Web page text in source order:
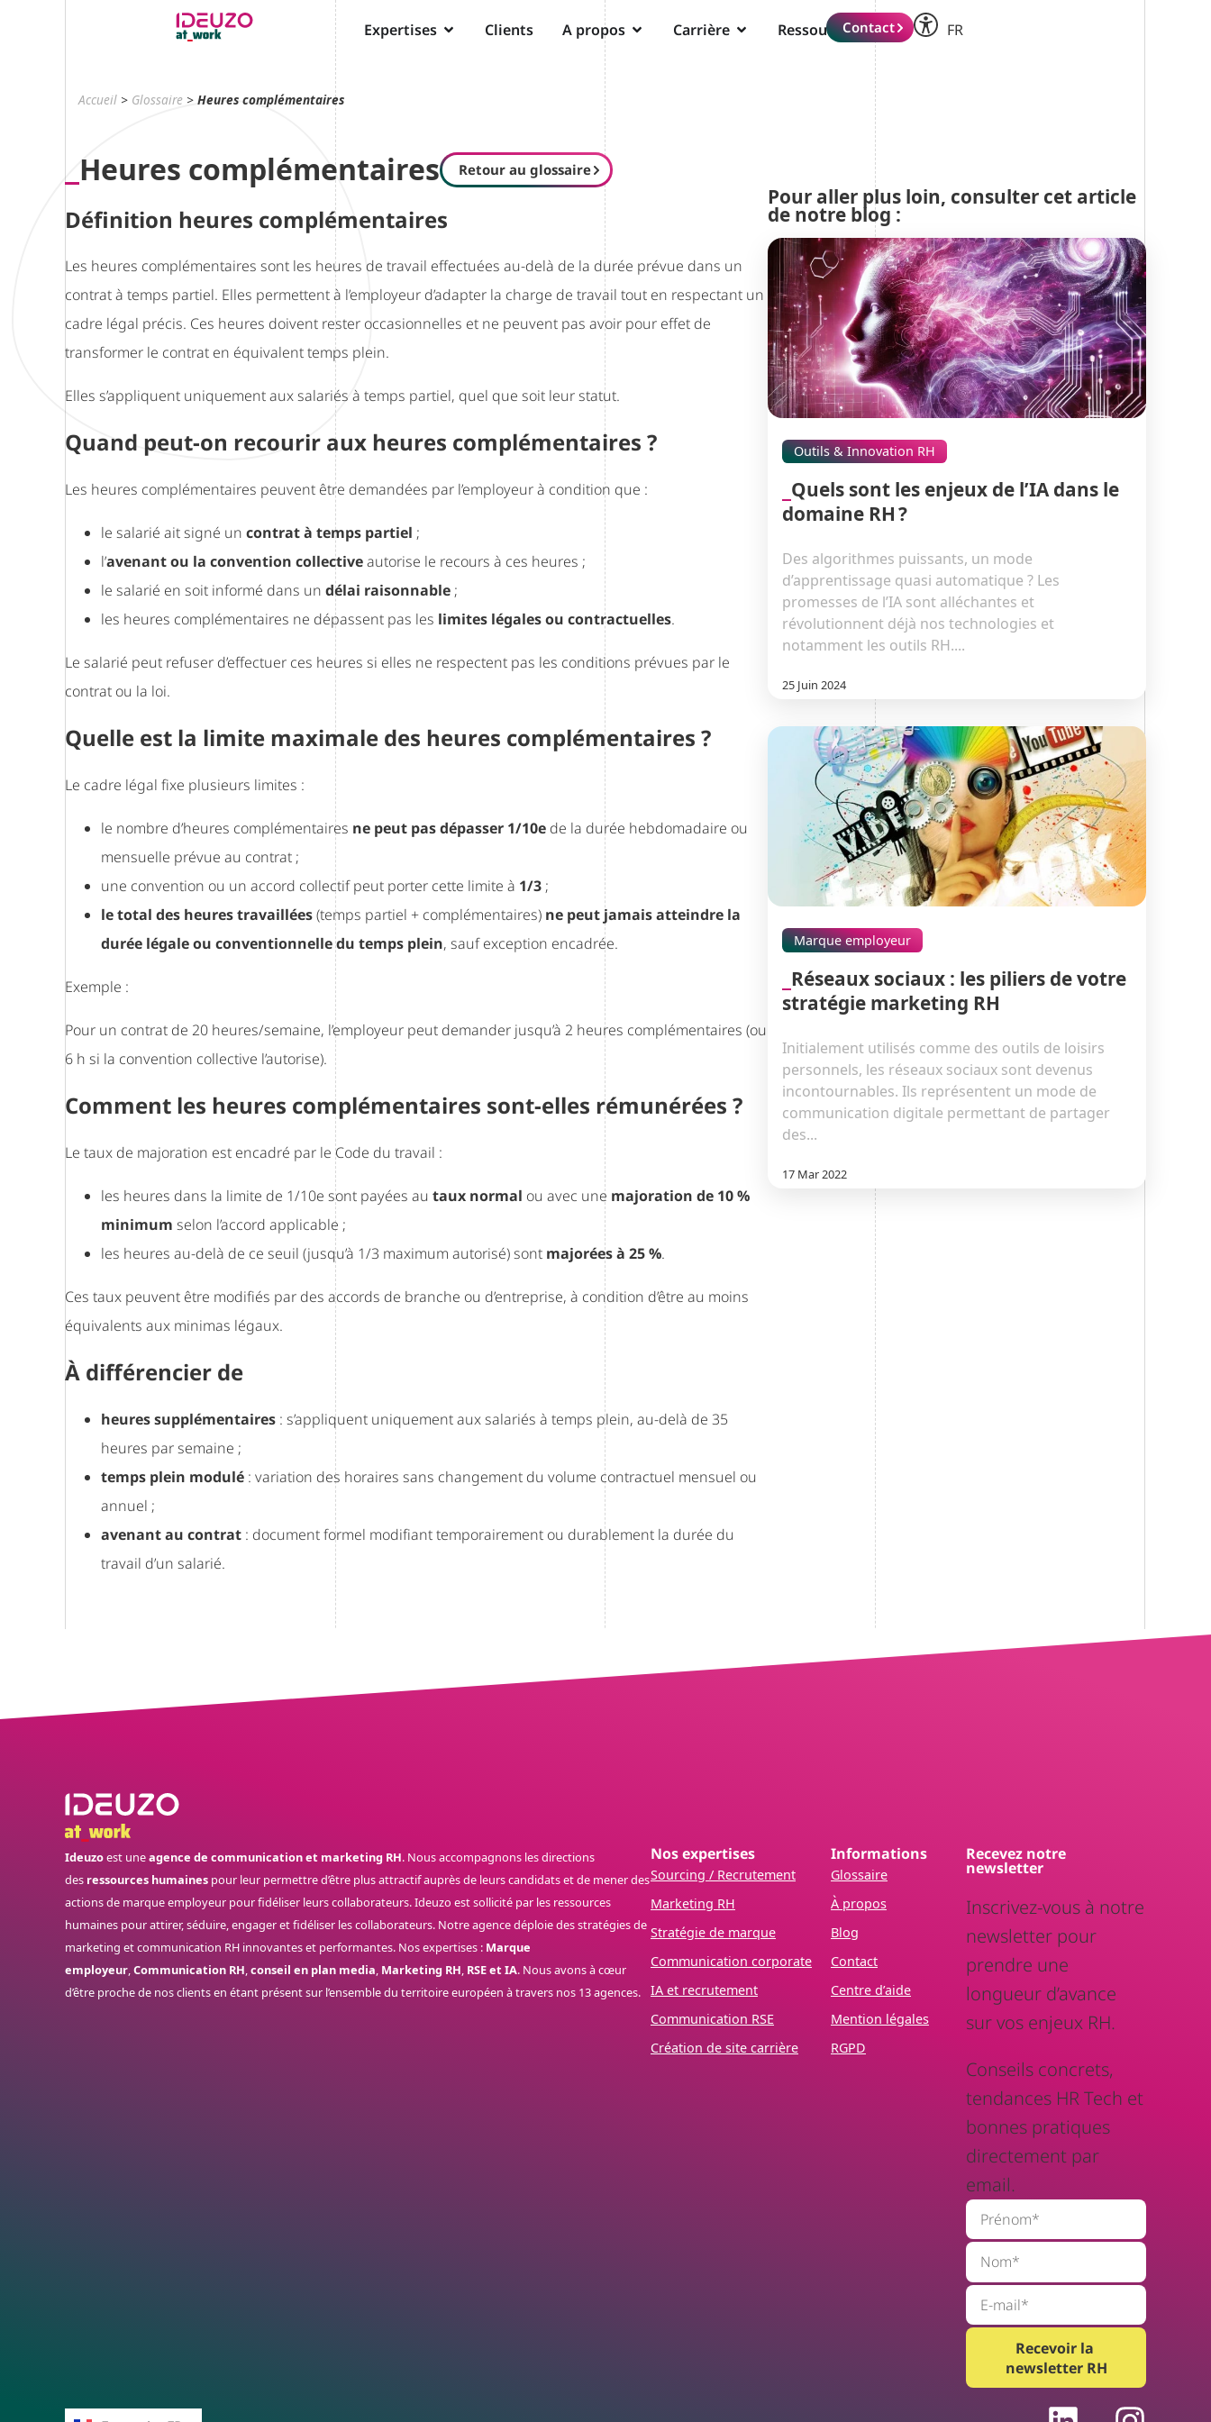
Expertises Clients A propos Carrière RessourcesContact FR
DE
Accueil > Glossaire >Heures complémentaires
Heures complémentaires Retour au glossaire
Définition heures complémentaires
Les heures complémentaires sont les heures de travail effectuées au-delà de la durée prévue dans un
contrat à temps partiel. Elles permettent à l’employeur d’adapter la charge de travail tout en respectant un
cadre légal précis. Ces heures doivent rester occasionnelles et ne peuvent pas avoir pour effet de
transformer le contrat en équivalent temps plein.
Elles s’appliquent uniquement aux salariés à temps partiel, quel que soit leur statut.
Quand peut-on recourir aux heures complémentaires ?
Les heures complémentaires peuvent être demandées par l’employeur à condition que :
le salarié ait signé un contrat à temps partiel ;
l’avenant ou la convention collectiveautorise le recours à ces heures ;
le salarié en soit informé dans un délai raisonnable ;
les heures complémentaires ne dépassent pas les limites légales ou contractuelles.
Le salarié peut refuser d’effectuer ces heures si elles ne respectent pas les conditions prévues par le
contrat ou la loi.
Quelle est la limite maximale des heures complémentaires ?
Le cadre légal fixe plusieurs limites :
le nombre d’heures complémentaires ne peut pas dépasser 1/10e de la durée hebdomadaire ou
mensuelle prévue au contrat ;
une convention ou un accord collectif peut porter cette limite à 1/3 ;
le total des heures travaillées(temps partiel + complémentaires) ne peut jamais atteindre la
durée légale ou conventionnelle du temps plein, sauf exception encadrée.
Exemple :
Pour un contrat de 20 heures/semaine, l’employeur peut demander jusqu’à 2 heures complémentaires (ou
6 h si la convention collective l’autorise).
Comment les heures complémentaires sont-elles rémunérées ?
Le taux de majoration est encadré par le Code du travail :
les heures dans la limite de 1/10e sont payées au taux normal ou avec une majoration de 10 %
minimum selon l’accord applicable ;
les heures au-delà de ce seuil (jusqu’à 1/3 maximum autorisé) sont majorées à 25 %.
Ces taux peuvent être modifiés par des accords de branche ou d’entreprise, à condition d’être au moins
équivalents aux minimas légaux.
À différencier de
heures supplémentaires : s’appliquent uniquement aux salariés à temps plein, au-delà de 35
heures par semaine ;
temps plein modulé : variation des horaires sans changement du volume contractuel mensuel ou
annuel ;
avenant au contrat : document formel modifiant temporairement ou durablement la durée du
travail d’un salarié.
Pour aller plus loin, consulter cet article
de notre blog :
Outils & Innovation RH
Quels sont les enjeux de l’IA dans le
domaine RH ?
Des algorithmes puissants, un mode
d’apprentissage quasi automatique ? Les
promesses de l’IA sont alléchantes et
révolutionnent déjà nos technologies et
notamment les outils RH....
25 Juin 2024
Marque employeur
Réseaux sociaux : les piliers de votre
stratégie marketing RH
Initialement utilisés comme des outils de loisirs
personnels, les réseaux sociaux sont devenus
incontournables. Ils représentent un mode de
communication digitale permettant de partager
des...
17 Mar 2022
Ideuzoest uneagence de communication et marketing RH. Nous accompagnons les directions
des ressources humaines pour leur permettre d’être plus attractif auprès de leurs candidats et de mener des
actions de marque employeur pour fidéliser leurs collaborateurs. Ideuzo est sollicité par les ressources
humaines pour attirer, séduire, engager et fidéliser les collaborateurs. Notre agence déploie des stratégies de
marketing et communication RH innovantes et performantes. Nos expertises : Marque
employeur,Communication RH,conseil en plan media, Marketing RH, RSE et IA. Nous avons à cœur
d’être proche de nos clients en étant présent sur l’ensemble du territoire européen à travers nos 13 agences.
Nos expertises
Sourcing / Recrutement
Marketing RH
Stratégie de marque
Communication corporate
IA et recrutement
Communication RSE
Création de site carrière
Informations
Glossaire
À propos
Blog
Contact
Centre d’aide
Mention légales
RGPD
Recevez notre
newsletter
Inscrivez-vous à notre
newsletter pour
prendre une
longueur d’avance
sur vos enjeux RH.
Conseils concrets,
tendances HR Tech et
bonnes pratiques
directement par
email.